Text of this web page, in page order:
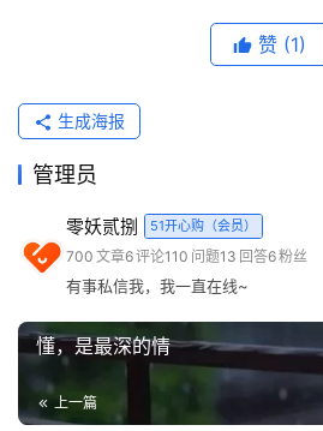
日
一
读
用
具
问
答
登录 注册
.........................................................
缓，可以三思；
退，可以远祸；
赞 (1)
生成海报
管理员
零妖贰捌 51开心购（会员）
700 文章6评论110 问题13 回答6粉丝
有事私信我，我一直在线~
懂，是最深的情
上一篇